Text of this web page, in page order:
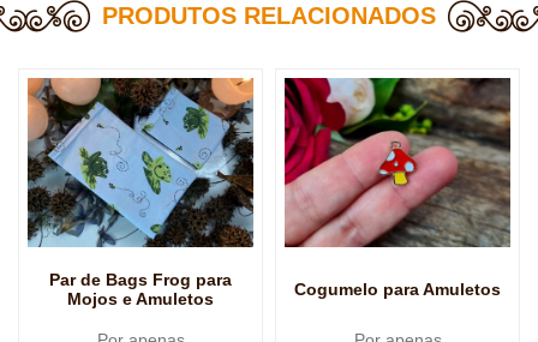
PRODUTOS RELACIONADOS
Par de Bags Frog para
Mojos e Amuletos
Cogumelo para Amuletos